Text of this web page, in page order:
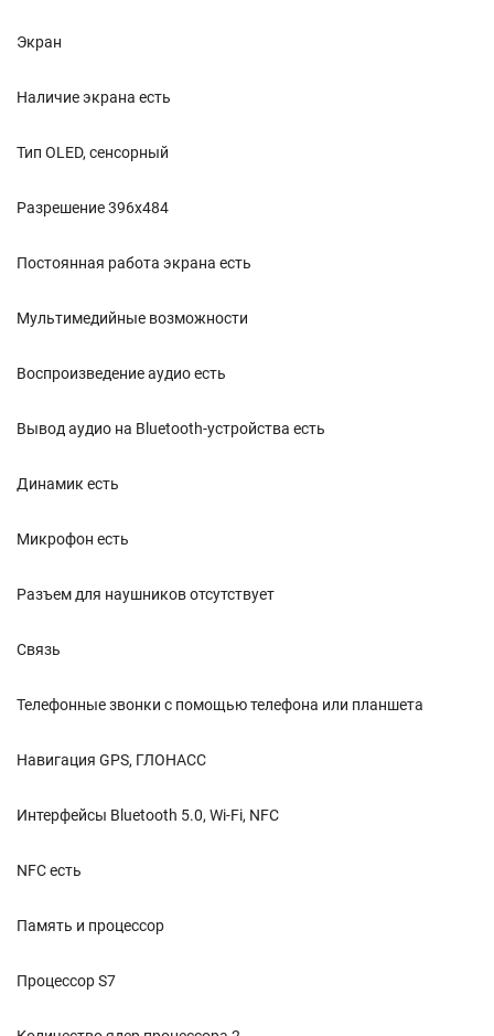
Экран
Наличие экрана есть
Тип OLED, сенсорный
Разрешение 396x484
Постоянная работа экрана есть
Мультимедийные возможности
Воспроизведение аудио есть
Вывод аудио на Bluetooth-устройства есть
Динамик есть
Микрофон есть
Разъем для наушников отсутствует
Связь
Телефонные звонки с помощью телефона или планшета
Навигация GPS, ГЛОНАСС
Интерфейсы Bluetooth 5.0, Wi-Fi, NFC
NFC есть
Память и процессор
Процессор S7